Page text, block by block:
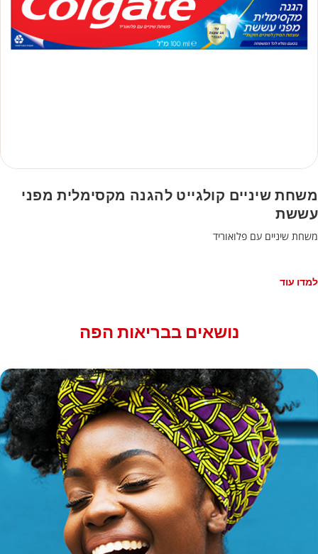
משחת שיניים קולגייט להגנה מקסימלית מפני
עששת
משחת שיניים עם פלואוריד
למדו עוד
נושאים בבריאות הפה